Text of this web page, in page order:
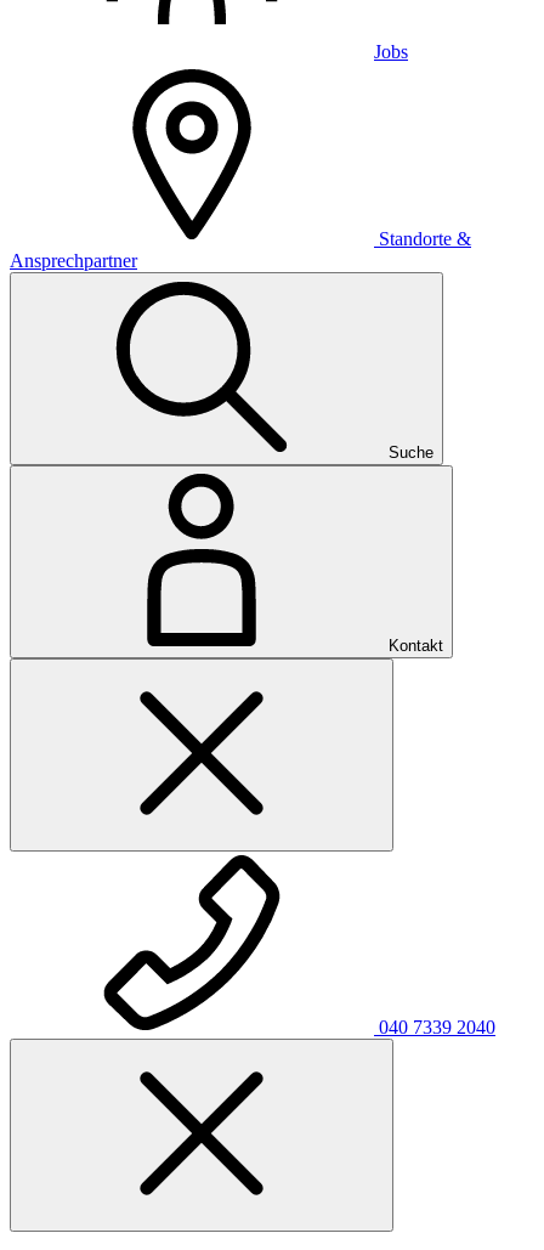
Jobs
Standorte &
Ansprechpartner
Suche
Kontakt
040 7339 2040